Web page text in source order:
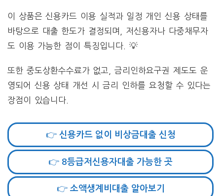
이 상품은 신용카드 이용 실적과 일정 개인 신용 상태를
바탕으로 대출 한도가 결정되며, 저신용자나 다중채무자
도 이용 가능한 점이 특징입니다. 💡
또한 중도상환수수료가 없고, 금리인하요구권 제도도 운
영되어 신용 상태 개선 시 금리 인하를 요청할 수 있다는
장점이 있습니다.
👉 신용카드 없이 비상금대출 신청
👉 8등급저신용자대출 가능한 곳
👉 소액생계비대출 알아보기